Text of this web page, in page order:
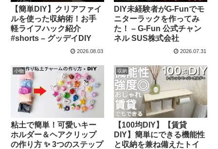
【簡単DIY】クリアファイ
ルを使った収納術！お手
軽ライフハック紹介
#shorts – グッデイDIY
2026.08.03
DIY未経験者がG-Funでモ
ニターラックを作ってみ
た！ – G-Fun 公式チャン
ネル SUS株式会社
2026.07.31
小物
粘土で簡単！可愛いキー
ホルダー＆ヘアクリップ
の作り方 ✨ 3つのステップ
収納
【100均DIY】【賃貸
DIY】簡単にできる機能性
と収納を兼ね備えたトイ